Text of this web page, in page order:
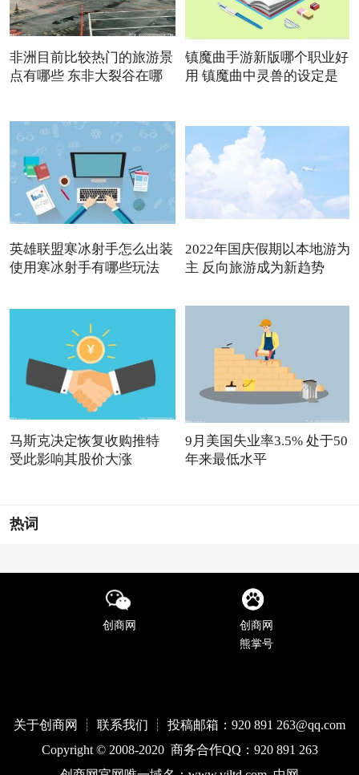
非洲目前比较热门的旅游景
点有哪些 东非大裂谷在哪
镇魔曲手游新版哪个职业好
用 镇魔曲中灵兽的设定是
英雄联盟寒冰射手怎么出装
使用寒冰射手有哪些玩法
2022年国庆假期以本地游为
主 反向旅游成为新趋势
马斯克决定恢复收购推特
受此影响其股价大涨
9月美国失业率3.5% 处于50
年来最低水平
热词
创商网
创商网
熊掌号
关于创商网 ┊ 联系我们 ┊ 投稿邮箱：920 891 263@qq.com
Copyright © 2008-2020 商务合作QQ：920 891 263